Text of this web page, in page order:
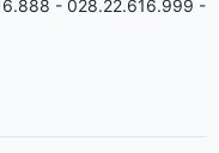
- 028.22.616.999 -